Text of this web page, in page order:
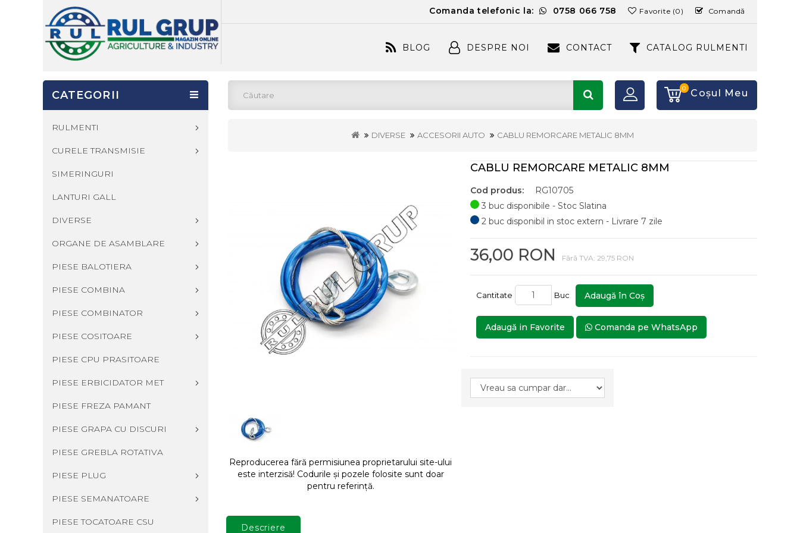
Comanda telefonic la: 0758 066 758 Favorite (0) Comandă
BLOG DESPRE NOI CONTACT CATALOG RULMENTI
0 Coşul Meu
DIVERSE ACCESORII AUTO CABLU REMORCARE METALIC 8MM
CATEGORII
RULMENTI
CURELE TRANSMISIE
SIMERINGURI
LANTURI GALL
DIVERSE
ORGANE DE ASAMBLARE
PIESE BALOTIERA
PIESE COMBINA
PIESE COMBINATOR
PIESE COSITOARE
PIESE CPU PRASITOARE
PIESE ERBICIDATOR MET
PIESE FREZA PAMANT
PIESE GRAPA CU DISCURI
PIESE GREBLA ROTATIVA
PIESE PLUG
PIESE SEMANATOARE
PIESE TOCATOARE CSU
Reproducerea fără permisiunea proprietarului site-ului
este interzisă! Codurile și pozele folosite sunt doar
pentru referință.
CABLU REMORCARE METALIC 8MM
Cod produs:
RG10705
3 buc disponibile - Stoc Slatina
2 buc disponibil in stoc extern - Livrare 7 zile
36,00 RON Fără TVA: 29,75 RON
Cantitate Buc Adaugă în Coş
Adaugă in Favorite Comanda pe WhatsApp
Descriere